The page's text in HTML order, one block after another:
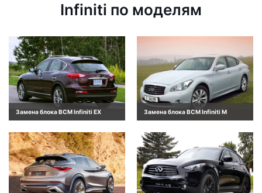
Infiniti по моделям
Замена блока BCM Infiniti EX Замена блока BCM Infiniti M